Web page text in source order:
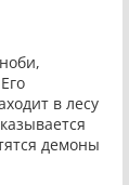
в лесу
демоны